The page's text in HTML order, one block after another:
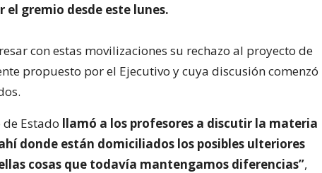
el gremio desde este lunes.
con estas movilizaciones su rechazo al proyecto de
propuesto por el Ejecutivo y cuya discusión comenzó
Estado llamó a los profesores a discutir la materia
donde están domiciliados los posibles ulteriores
cosas que todavía mantengamos diferencias”,